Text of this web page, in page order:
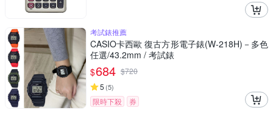
考試錶推薦
CASIO卡西歐 復古方形電子錶(W-218H)－多色
任選/43.2mm / 考試錶
$684 $720
5 (5)
限時下殺
券